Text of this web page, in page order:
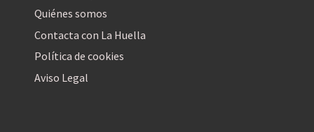
Quiénes somos
Contacta con La Huella
Política de cookies
Aviso Legal